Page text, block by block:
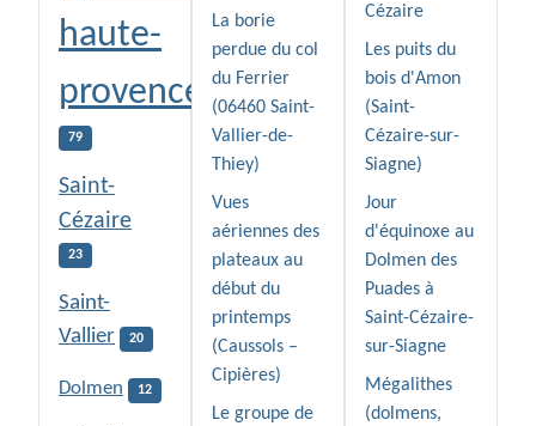
haute-
provence
79
Saint-
Cézaire
23
Saint-
Vallier
20
Dolmen 12
La borie
perdue du col
du Ferrier
(06460 Saint-
Vallier-de-
Thiey)
Vues
aériennes des
plateaux au
début du
printemps
(Caussols –
Cipières)
Le groupe de
Cézaire
Les puits du
bois d'Amon
(Saint-
Cézaire-sur-
Siagne)
Jour
d'équinoxe au
Dolmen des
Puades à
Saint-Cézaire-
sur-Siagne
Mégalithes
(dolmens,